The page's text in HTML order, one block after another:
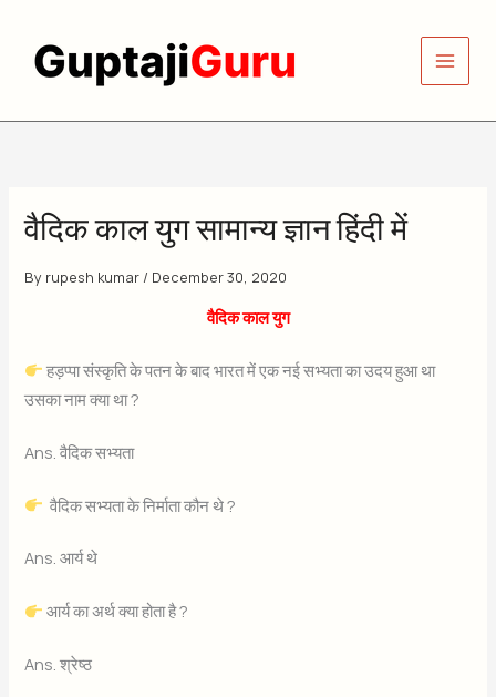
content
वैदिक काल युग सामान्य ज्ञान हिंदी में
By rupesh kumar / December 30, 2020
वैदिक काल युग
हड़प्पा संस्कृति के पतन के बाद भारत में एक नई सभ्यता का उदय हुआ था
उसका नाम क्या था ?
Ans. वैदिक सभ्यता
वैदिक सभ्यता के निर्माता कौन थे ?
Ans. आर्य थे
आर्य का अर्थ क्या होता है ?
Ans. श्रेष्ठ